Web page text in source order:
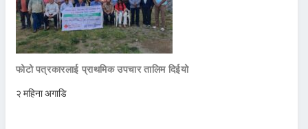
फोटो पत्रकारलाई प्राथमिक उपचार तालिम दिईयो
२ महिना अगाडि